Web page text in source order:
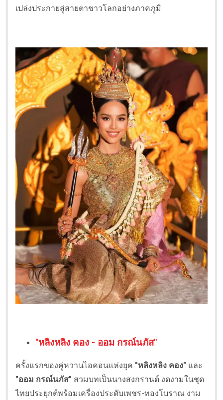
เปล่งประกายสู่สายตาชาวโลกอย่างภาคภูมิ
"หลิงหลิง คอง - ออม กรณ์นภัส"
ครั้งแรกของคู่หวานไอคอนแห่งยุค "หลิงหลิง คอง" และ
"ออม กรณ์นภัส" สวมบทเป็นนางสงกรานต์ งดงามในชุด
ไทยประยุกต์พร้อมเครื่องประดับเพชร-ทองโบราณ งาม